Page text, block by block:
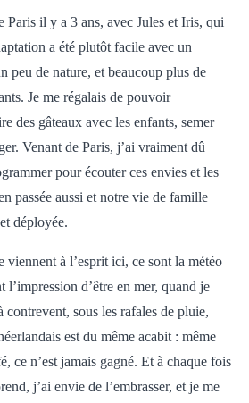
Paris il y a 3 ans, avec Jules et Iris, qui
a été plutôt facile avec un
peu de nature, et beaucoup plus de
Je me régalais de pouvoir
des gâteaux avec les enfants, semer
Venant de Paris, j’ai vraiment dû
pour écouter ces envies et les
passée aussi et notre vie de famille
déployée.
viennent à l’esprit ici, ce sont la météo
l’impression d’être en mer, quand je
contrevent, sous les rafales de pluie,
est du même acabit : même
ce n’est jamais gagné. Et à chaque fois
j’ai envie de l’embrasser, et je me